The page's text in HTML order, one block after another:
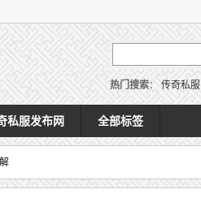
热门搜索： 传奇私服
私服发布网 全部标签